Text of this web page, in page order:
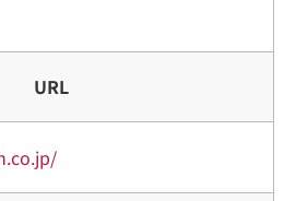
URL